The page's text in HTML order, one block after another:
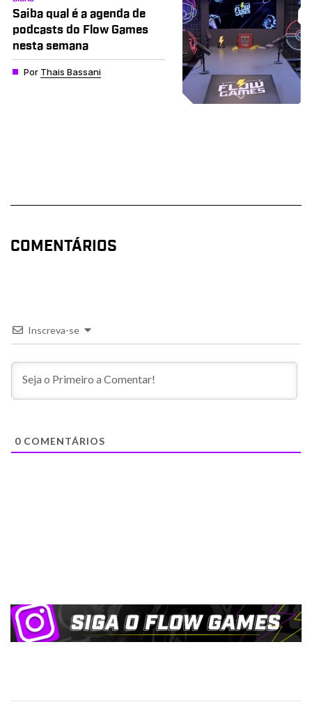
Saiba qual é a agenda de
podcasts do Flow Games
nesta semana
Por Thais Bassani
COMENTÁRIOS
Inscreva-se
0 COMENTÁRIOS